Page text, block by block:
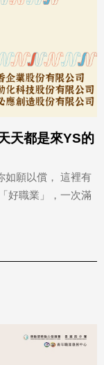
天都是來YS的
如願以償， 這裡有
好職業」，一次滿